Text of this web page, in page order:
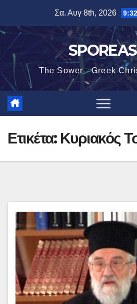
περιεχόμενο
Σα. Αυγ 8th, 2026
The Sower - Greek
Ετικέτα: Κυριακός